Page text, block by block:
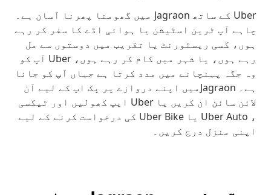
Uber کے ساتھ Jagraon میں گھومنا پھرنا آسان ہے۔
چاہے آپ ٹرین اسٹیشن یا ہوائی اڈے کا سفر کر رہے
ہوں، کسی ریسٹورنٹ یا تقریب میں دوستوں سے مل
رہے ہوں، یا شہر میں کام کر رہے ہوں، Uber آپ کو
وہ جگہ پہنچانے میں مدد کرتا ہے جہاں آپ کو جانا
ہے۔ Jagraonمیں اپنے دروازے پر پک اپ کے لیے آن
لائن سائن ان کریں یا Uber ایپ کھولیں اور ٹیکسی
، Uber Auto یا Uber Bike کی درخواست کرنے کے لیے
اپنی منزل درج کریں۔